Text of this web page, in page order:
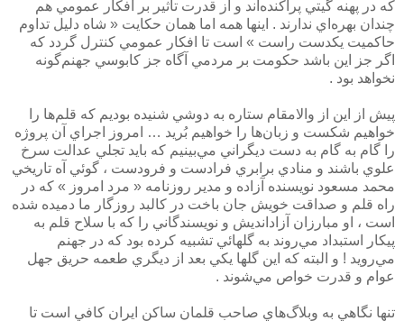
كه در پهنه گيتي پراكنده‌اند و از قدرت تاثير بر افكار عمومي هم
چندان بهره‌اي ندارند . اينها همه اما همان حكايت « شاه دليل تداوم
حاكميت يكدست راست » است تا افكار عمومي كنترل گردد كه
اگر جز اين باشد حكومت بر مردمي آگاه جز كابوسي جهنم‌گونه
نخواهد بود .
پيش از اين از والامقام ستاره به دوشي شنيده بوديم كه قلم‌ها را
خواهيم شكست و زبان‌ها را خواهيم بُريد … امروز اجراي آن پروژه
را گام به گام به دست ديگراني مي‌بينيم كه بايد تجلي عدالت سرخ
علوي باشند و منادي برابري فرادست و فرودست ، گوئي آه تاريخي
محمد مسعود نويسنده آزاده‌ و مدير روزنامه « مرد امروز » كه در
راه قلم و صداقت خويش جان باخت در كالبد روزگار ما دميده شده
است ،‌ او مبارزان آزادانديش و نويسندگاني را كه با سلاح قلم به
پيكار استبداد مي‌روند به گلهائي تشبيه كرده بود كه در جهنم
مي‌رويد ! و البته كه اين گلها يكي بعد از ديگري طعمه حريق جهل
عوام و قدرت خواص مي‌شوند .
تنها نگاهي به وبلاگ‌هاي صاحب قلمان ساكن ايران كافي است تا